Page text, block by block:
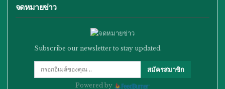
จดหมายข่าว
Subscribe our newsletter to stay updated.
สมัครสมาชิก
Powered by